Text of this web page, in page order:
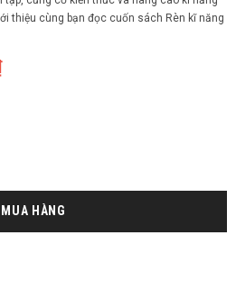
thiệu cùng bạn đọc cuốn sách Rèn kĩ năng